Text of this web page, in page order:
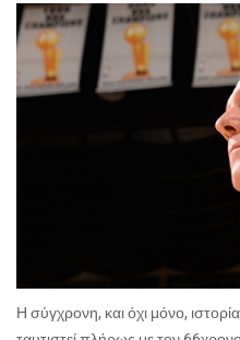
Η σύγχρονη, και όχι μόνο,